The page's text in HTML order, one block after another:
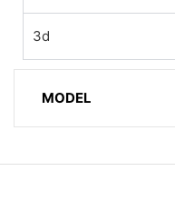
3d
MODEL